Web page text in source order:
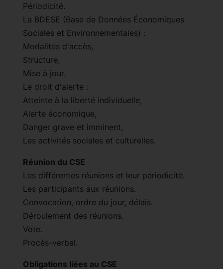
Périodicité.
La BDESE (Base de Données Économiques
Sociales et Environnementales) :
Modalités d'accès,
Structure,
Mise à jour.
Le droit d'alerte :
Atteinte à la liberté individuelle,
Alerte économique,
Danger grave et imminent,
Les activités sociales et culturelles.
Réunion du CSE
Les différentes réunions et leur périodicité.
Les participants aux réunions.
Convocation, ordre du jour, délais.
Déroulement des réunions.
Vote.
Procès-verbal.
Obligations liées au CSE